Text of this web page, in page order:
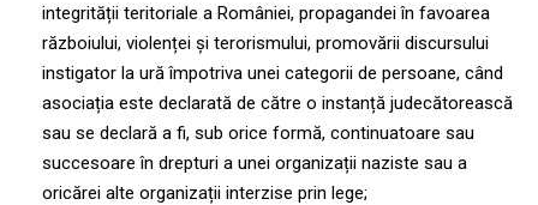
integrității teritoriale a României, propagandei în favoarea
războiului, violenței și terorismului, promovării discursului
instigator la ură împotriva unei categorii de persoane, când
asociația este declarată de către o instanță judecătorească
sau se declară a fi, sub orice formă, continuatoare sau
succesoare în drepturi a unei organizații naziste sau a
oricărei alte organizații interzise prin lege;